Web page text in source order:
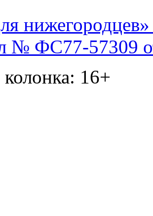
нижегородцев»
ФС77-57309
колонка: 16+